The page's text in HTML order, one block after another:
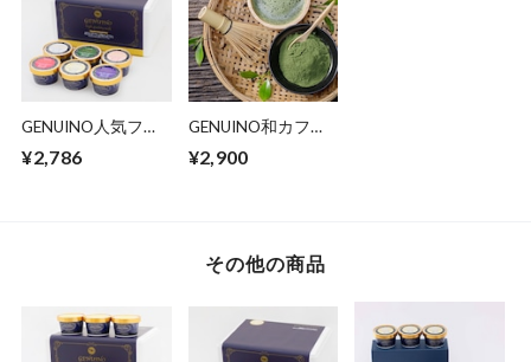
GENUINO人気フレ
ット（プレミアムミ
¥2,786
GENUINO和カフェ
（６個セット）
¥2,900
その他の商品